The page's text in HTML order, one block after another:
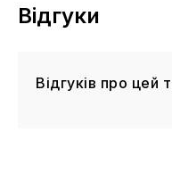
Відгуки
Відгуків про цей